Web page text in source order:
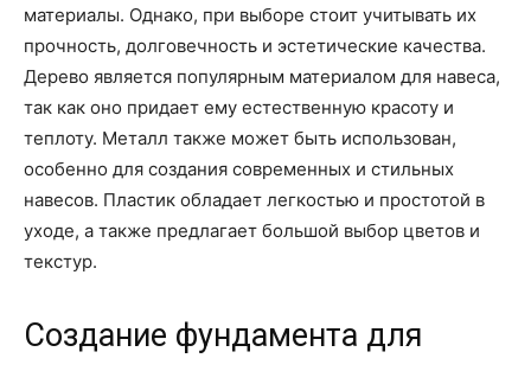
материалы. Однако, при выборе стоит учитывать их
прочность, долговечность и эстетические качества.
Дерево является популярным материалом для навеса,
так как оно придает ему естественную красоту и
теплоту. Металл также может быть использован,
особенно для создания современных и стильных
навесов. Пластик обладает легкостью и простотой в
уходе, а также предлагает большой выбор цветов и
текстур.
Создание фундамента для